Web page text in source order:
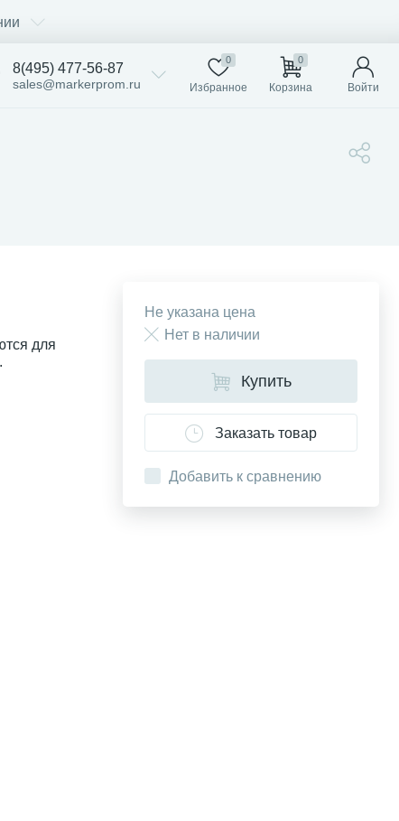
8(495) 477-56-87
sales@markerprom.ru
0
Избранное
0
Корзина Войти
для
Не указана цена
Нет в наличии
Купить
Заказать товар
Добавить к сравнению